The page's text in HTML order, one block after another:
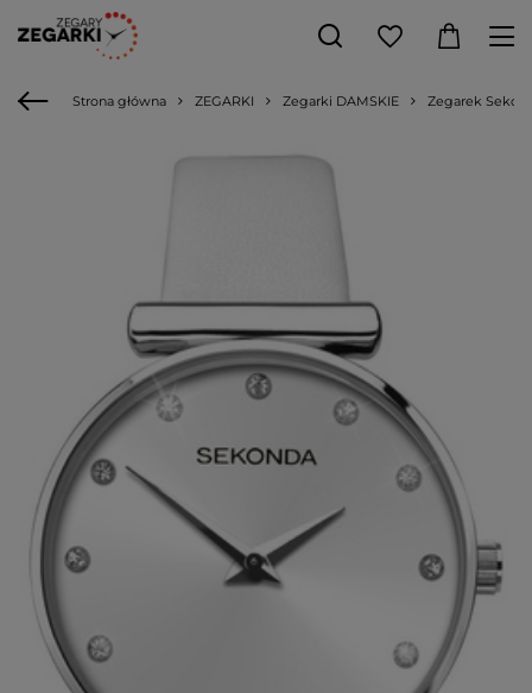
Strona główna ZEGARKI Zegarki DAMSKIE Zegarek